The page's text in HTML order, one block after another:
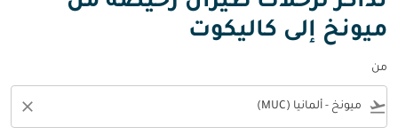
ميونخ إلى كاليكوت
من
flight_takeoff
close